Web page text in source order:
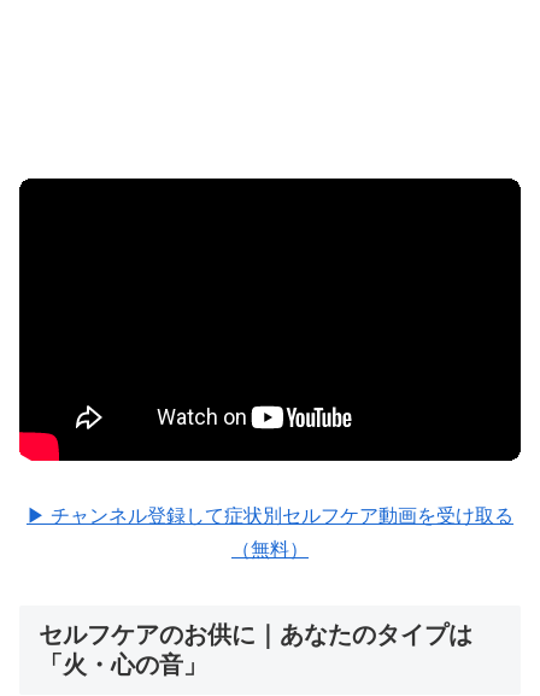
▶ チャンネル登録して症状別セルフケア動画を受け取る
（無料）
セルフケアのお供に｜あなたのタイプは
「火・心の音」